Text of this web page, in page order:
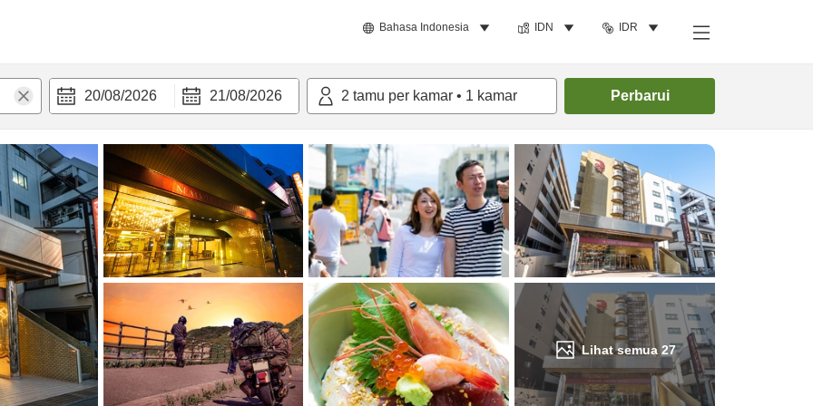
Bahasa Indonesia IDN IDR
20/08/2026 21/08/2026 2 tamu per kamar • 1 kamar Perbarui
Lihat semua27
Cari kamar